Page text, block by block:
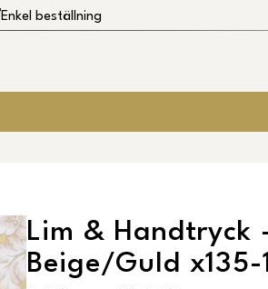
Enkel beställning
Lim & Handtryck
Beige/Guld x135-